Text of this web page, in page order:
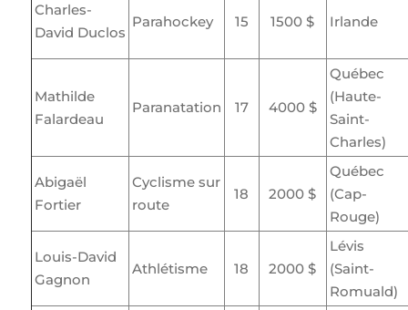
Charles-
David Duclos
Parahockey 15 1500 $ Irlande
Mathilde
Falardeau
Paranatation 17 4000 $
Québec
(Haute-
Saint-
Charles)
Abigaël
Fortier
Cyclisme sur
route
18 2000 $
Québec
(Cap-
Rouge)
Louis-David
Gagnon
Athlétisme 18 2000 $
Lévis
(Saint-
Romuald)